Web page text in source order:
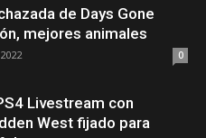
de Days Gone
mejores animales
0
Livestream con
West fijado para